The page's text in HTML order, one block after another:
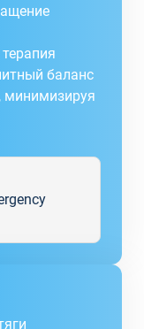
баланс
минимизируя